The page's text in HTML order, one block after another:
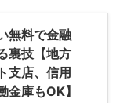
無料で金融
裏技【地方
支店、信用
庫もOK】